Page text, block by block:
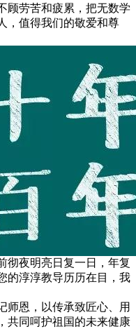
顾劳苦和疲累，把无数学
，值得我们的敬爱和尊
彻夜明亮日复一日，年复
的淳淳教导历历在目，我
师恩，以传承致匠心、用
共同呵护祖国的未来健康